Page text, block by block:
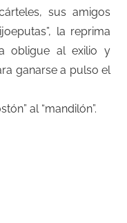
sus amigos
la reprima
obligue al exilio y
ganarse a pulso el
al “mandilón”.